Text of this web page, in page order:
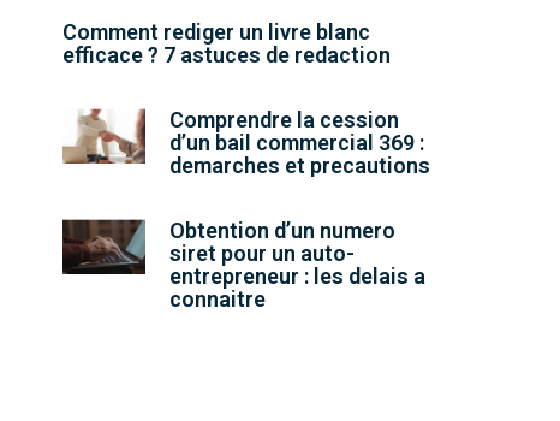
Comment rediger un livre blanc
efficace ? 7 astuces de redaction
Comprendre la cession
d’un bail commercial 369 :
demarches et precautions
Obtention d’un numero
siret pour un auto-
entrepreneur : les delais a
connaitre